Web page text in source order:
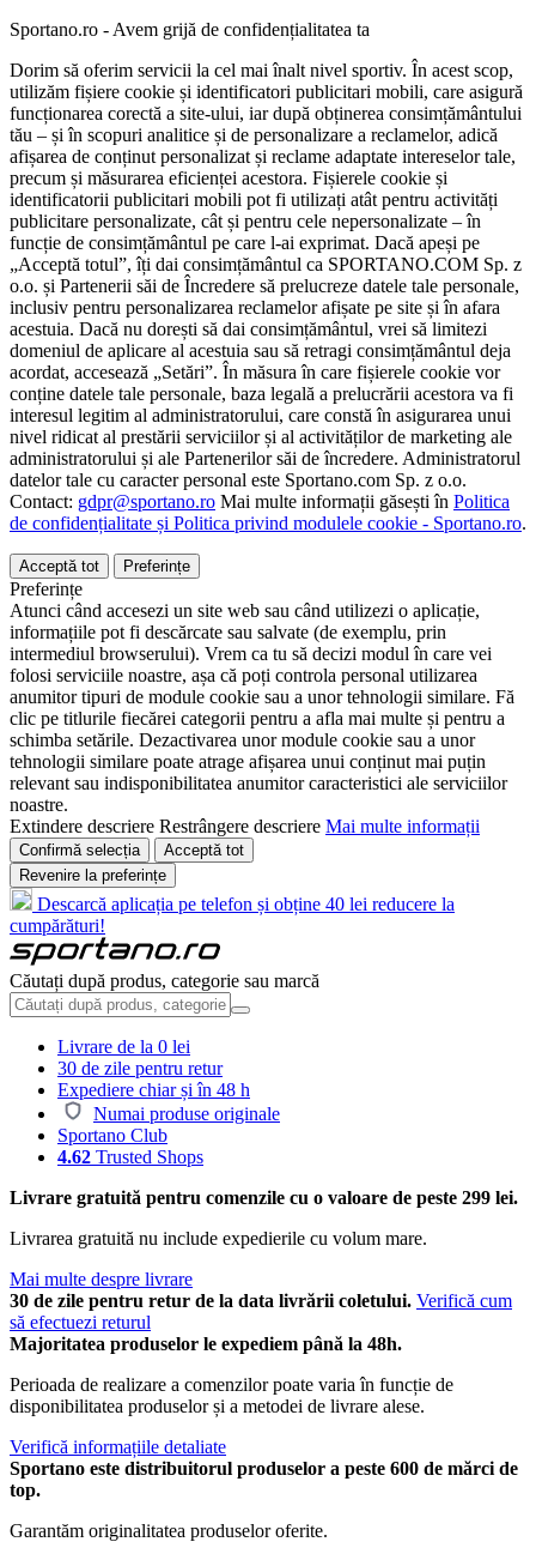
Sportano.ro - Avem grijă de confidențialitatea ta
Dorim să oferim servicii la cel mai înalt nivel sportiv. În acest scop,
utilizăm fișiere cookie și identificatori publicitari mobili, care asigură
funcționarea corectă a site-ului, iar după obținerea consimțământului
tău – și în scopuri analitice și de personalizare a reclamelor, adică
afișarea de conținut personalizat și reclame adaptate intereselor tale,
precum și măsurarea eficienței acestora. Fișierele cookie și
identificatorii publicitari mobili pot fi utilizați atât pentru activități
publicitare personalizate, cât și pentru cele nepersonalizate – în
funcție de consimțământul pe care l-ai exprimat. Dacă apeși pe
„Acceptă totul”, îți dai consimțământul ca SPORTANO.COM Sp. z
o.o. și Partenerii săi de Încredere să prelucreze datele tale personale,
inclusiv pentru personalizarea reclamelor afișate pe site și în afara
acestuia. Dacă nu dorești să dai consimțământul, vrei să limitezi
domeniul de aplicare al acestuia sau să retragi consimțământul deja
acordat, accesează „Setări”. În măsura în care fișierele cookie vor
conține datele tale personale, baza legală a prelucrării acestora va fi
interesul legitim al administratorului, care constă în asigurarea unui
nivel ridicat al prestării serviciilor și al activităților de marketing ale
administratorului și ale Partenerilor săi de încredere. Administratorul
datelor tale cu caracter personal este Sportano.com Sp. z o.o.
Contact: gdpr@sportano.ro Mai multe informații găsești în Politica
de confidențialitate și Politica privind modulele cookie - Sportano.ro.
Acceptă tot Preferințe
Preferințe
Atunci când accesezi un site web sau când utilizezi o aplicație,
informațiile pot fi descărcate sau salvate (de exemplu, prin
intermediul browserului). Vrem ca tu să decizi modul în care vei
folosi serviciile noastre, așa că poți controla personal utilizarea
anumitor tipuri de module cookie sau a unor tehnologii similare. Fă
clic pe titlurile fiecărei categorii pentru a afla mai multe și pentru a
schimba setările. Dezactivarea unor module cookie sau a unor
tehnologii similare poate atrage afișarea unui conținut mai puțin
relevant sau indisponibilitatea anumitor caracteristici ale serviciilor
noastre.
Extindere descriere Restrângere descriere Mai multe informații
Confirmă selecția
Acceptă tot
Revenire la preferințe
Descarcă aplicația pe telefon și obține 40 lei reducere la
cumpărături!
Căutați după produs, categorie sau marcă
Livrare de la 0 lei
30 de zile pentru retur
Expediere chiar și în 48 h
Numai produse originale
Sportano Club
4.62 Trusted Shops
Livrare gratuită pentru comenzile cu o valoare de peste 299 lei.
Livrarea gratuită nu include expedierile cu volum mare.
Mai multe despre livrare
30 de zile pentru retur de la data livrării coletului. Verifică cum
să efectuezi returul
Majoritatea produselor le expediem până la 48h.
Perioada de realizare a comenzilor poate varia în funcție de
disponibilitatea produselor și a metodei de livrare alese.
Verifică informațiile detaliate
Sportano este distribuitorul produselor a peste 600 de mărci de
top.
Garantăm originalitatea produselor oferite.